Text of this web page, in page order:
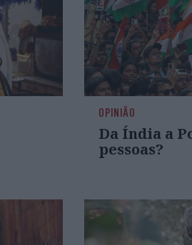
OPINIÃO
Da Índia a
pessoas?